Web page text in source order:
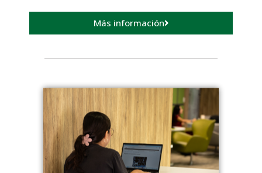
Más información